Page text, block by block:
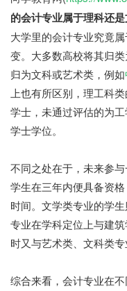
的会计专业属于理科还是
大学里的会计专业究竟
变。大多数高校将其归
归为文科或艺术类，例如
上也有所区别，理工科
学士，未通过评估的为
学士学位。
不同之处在于，未来参
学生在三年内便具备资
时间。文学类专业的学
专业在学科定位上与建
时又与艺术类、文科类专
综合来看，会计专业在